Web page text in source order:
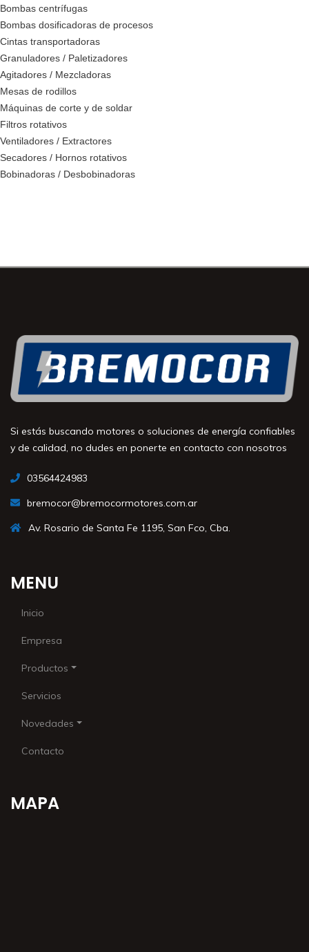
Bombas centrífugas
Bombas dosificadoras de procesos
Cintas transportadoras
Granuladores / Paletizadores
Agitadores / Mezcladoras
Mesas de rodillos
Máquinas de corte y de soldar
Filtros rotativos
Ventiladores / Extractores
Secadores / Hornos rotativos
Bobinadoras / Desbobinadoras
Si estás buscando motores o soluciones de energía confiables
y de calidad, no dudes en ponerte en contacto con nosotros
03564424983
bremocor@bremocormotores.com.ar
Av. Rosario de Santa Fe 1195, San Fco, Cba.
MENU
Inicio
Empresa
Productos
Servicios
Novedades
Contacto
MAPA